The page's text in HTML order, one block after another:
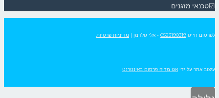
☑טכנאי מזגנים
לפרסום חייגו 0523190319 - אלי גולדמן | מדיניות פרטיות
עיצוב אתר על ידי אגו מדיה פרסום באינטרנט